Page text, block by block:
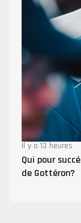
Il y a 13 heures
Qui pour
de Gottéron?